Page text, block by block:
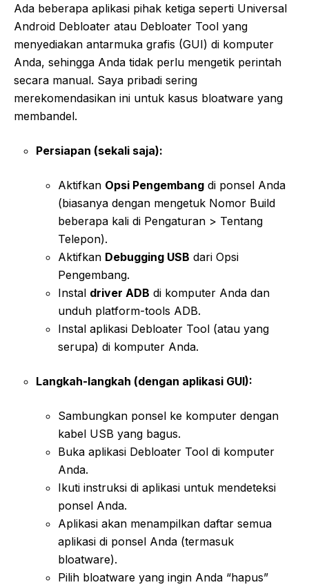
Ada beberapa aplikasi pihak ketiga seperti Universal
Android Debloater atau Debloater Tool yang
menyediakan antarmuka grafis (GUI) di komputer
Anda, sehingga Anda tidak perlu mengetik perintah
secara manual. Saya pribadi sering
merekomendasikan ini untuk kasus bloatware yang
membandel.
Persiapan (sekali saja):
Aktifkan Opsi Pengembang di ponsel Anda
(biasanya dengan mengetuk Nomor Build
beberapa kali di Pengaturan > Tentang
Telepon).
Aktifkan Debugging USB dari Opsi
Pengembang.
Instal driver ADB di komputer Anda dan
unduh platform-tools ADB.
Instal aplikasi Debloater Tool (atau yang
serupa) di komputer Anda.
Langkah-langkah (dengan aplikasi GUI):
Sambungkan ponsel ke komputer dengan
kabel USB yang bagus.
Buka aplikasi Debloater Tool di komputer
Anda.
Ikuti instruksi di aplikasi untuk mendeteksi
ponsel Anda.
Aplikasi akan menampilkan daftar semua
aplikasi di ponsel Anda (termasuk
bloatware).
Pilih bloatware yang ingin Anda “hapus”